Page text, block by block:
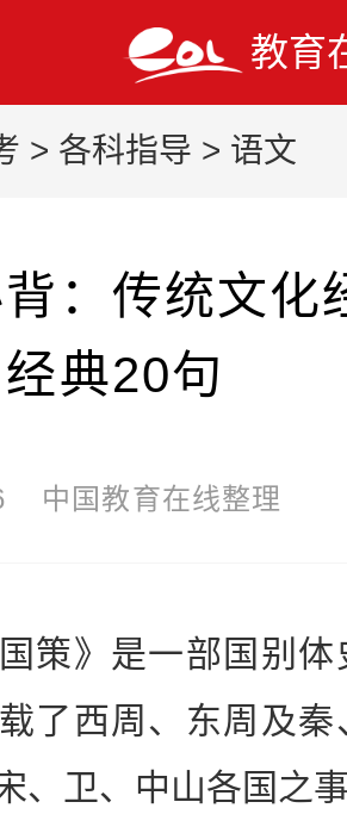
教育
> 各科指导 > 语文
：传统文化
典20句
中国教育在线整理
》是一部国别体
了西周、东周及
、卫、中山各国之